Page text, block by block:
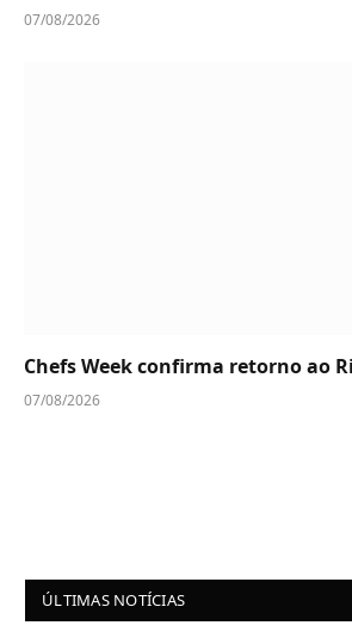
07/08/2026
Chefs Week confirma retorno ao
07/08/2026
ÚLTIMAS NOTÍCIAS